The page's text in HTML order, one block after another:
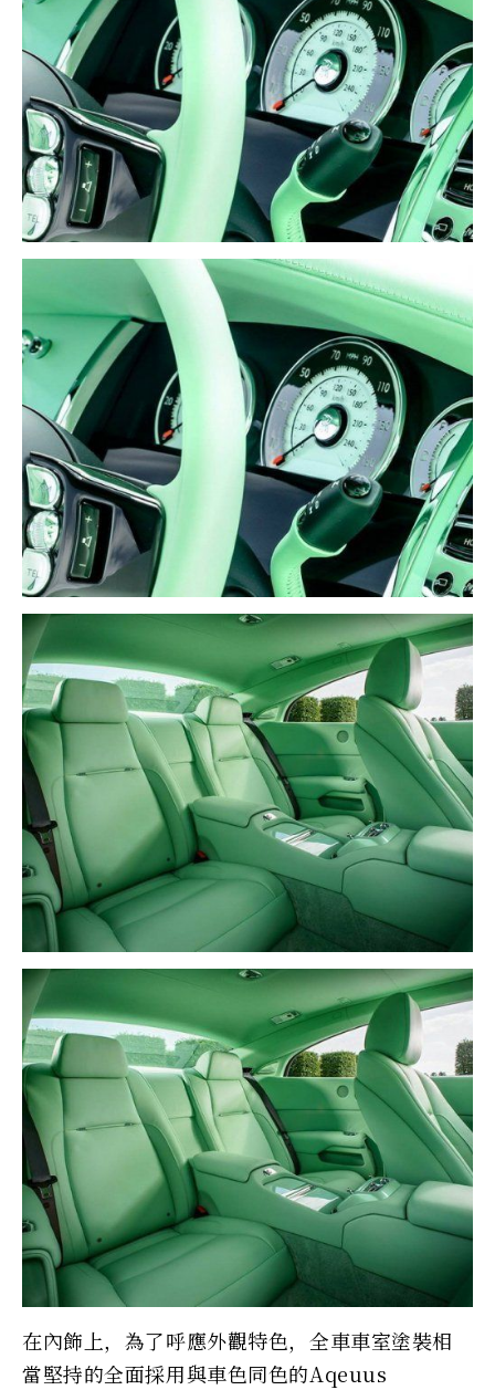
在內飾上，為了呼應外觀特色，全車車室塗裝相
當堅持的全面採用與車色同色的Aqeuus